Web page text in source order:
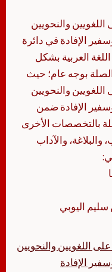
والنحويين
الإفادة في دائرة
العربية بشكل
بوجه عام؛ حيث
والنحويين
الإفادة ضمن
بالتخصصات الأخرى
والبلاغة، والآداب
اليوبي
اللغويين والنحويين
الإفادة